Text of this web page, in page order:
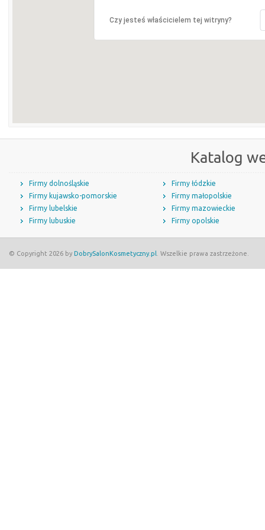
Czy jesteś właścicielem tej witryny?
Katalog
Firmy dolnośląskie
Firmy kujawsko-pomorskie
Firmy lubelskie
Firmy lubuskie
Firmy łódzkie
Firmy małopolskie
Firmy mazowieckie
Firmy opolskie
© Copyright 2026 by DobrySalonKosmetyczny.pl . Wszelkie prawa zastrzeżone.